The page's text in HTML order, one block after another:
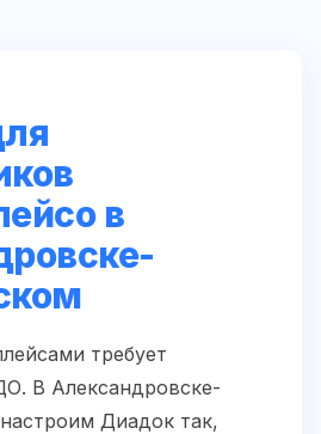
в
требует
В Александровске-
Диадок так,